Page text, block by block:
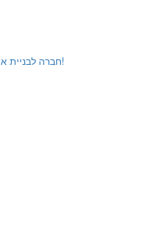
חברה לבניית אתרים ושיווק דיגיטלי בפולפאוור!